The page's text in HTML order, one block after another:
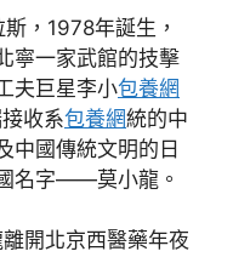
，1978年誕生，
寧一家武館的技擊
夫巨星李小包養網
收系包養網統的中
中國傳統文明的日
名字——莫小龍。
開北京西醫藥年夜